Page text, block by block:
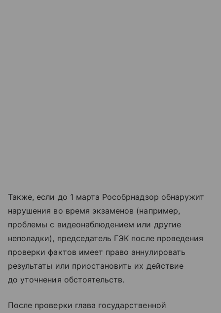
Также, если до 1 марта Рособрнадзор обнаружит
нарушения во время экзаменов (например,
проблемы с видеонаблюдением или другие
неполадки), председатель ГЭК после проведения
проверки фактов имеет право аннулировать
результаты или приостановить их действие
до уточнения обстоятельств.
После проверки глава государственной